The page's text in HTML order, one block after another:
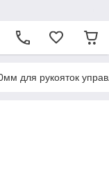
для рукояток